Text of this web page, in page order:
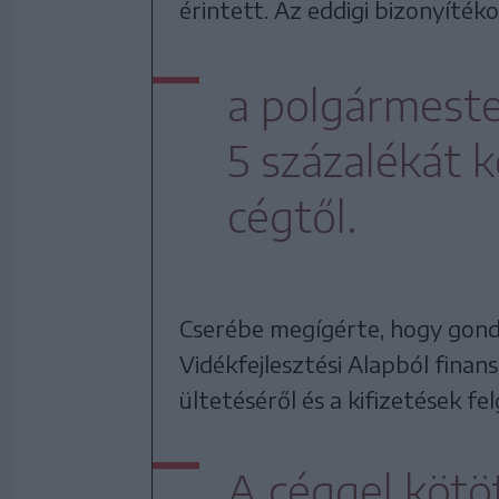
érintett. Az eddigi
a
5 százalékát
cégtől.
Cserébe megígérte, hogy
Vidékfejlesztési Alapból
ültetéséről és a kifizetések